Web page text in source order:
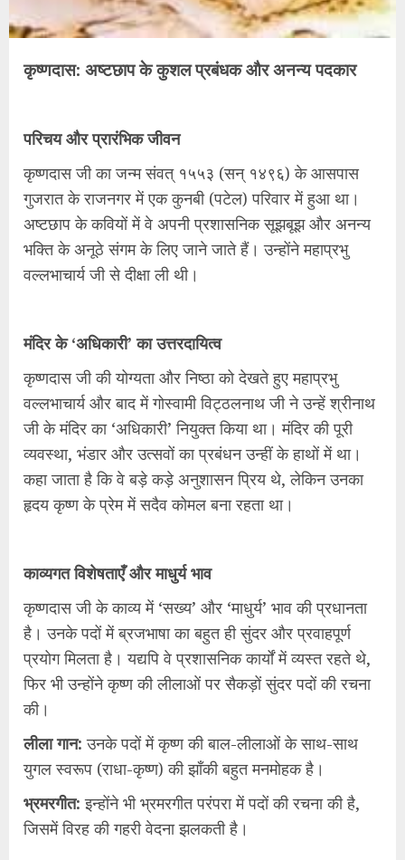
कृष्णदास: अष्टछाप के कुशल प्रबंधक और अनन्य पदकार
परिचय और प्रारंभिक जीवन
कृष्णदास जी का जन्म संवत् १५५३ (सन् १४९६) के आसपास
गुजरात के राजनगर में एक कुनबी (पटेल) परिवार में हुआ था।
अष्टछाप के कवियों में वे अपनी प्रशासनिक सूझबूझ और अनन्य
भक्ति के अनूठे संगम के लिए जाने जाते हैं। उन्होंने महाप्रभु
वल्लभाचार्य जी से दीक्षा ली थी।
मंदिर के ‘अधिकारी’ का उत्तरदायित्व
कृष्णदास जी की योग्यता और निष्ठा को देखते हुए महाप्रभु
वल्लभाचार्य और बाद में गोस्वामी विट्ठलनाथ जी ने उन्हें श्रीनाथ
जी के मंदिर का ‘अधिकारी’ नियुक्त किया था। मंदिर की पूरी
व्यवस्था, भंडार और उत्सवों का प्रबंधन उन्हीं के हाथों में था।
कहा जाता है कि वे बड़े कड़े अनुशासन प्रिय थे, लेकिन उनका
हृदय कृष्ण के प्रेम में सदैव कोमल बना रहता था।
काव्यगत विशेषताएँ और माधुर्य भाव
कृष्णदास जी के काव्य में ‘सख्य’ और ‘माधुर्य’ भाव की प्रधानता
है। उनके पदों में ब्रजभाषा का बहुत ही सुंदर और प्रवाहपूर्ण
प्रयोग मिलता है। यद्यपि वे प्रशासनिक कार्यों में व्यस्त रहते थे,
फिर भी उन्होंने कृष्ण की लीलाओं पर सैकड़ों सुंदर पदों की रचना
की।
लीला गान: उनके पदों में कृष्ण की बाल-लीलाओं के साथ-साथ
युगल स्वरूप (राधा-कृष्ण) की झाँकी बहुत मनमोहक है।
भ्रमरगीत: इन्होंने भी भ्रमरगीत परंपरा में पदों की रचना की है,
जिसमें विरह की गहरी वेदना झलकती है।